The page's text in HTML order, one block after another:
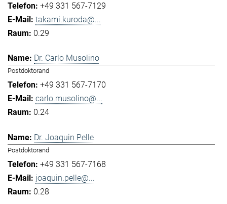
+49 331 567-7129
takami.kuroda@...
0.29
Dr. Carlo Musolino
Postdoktorand
+49 331 567-7170
carlo.musolino@...
0.24
Dr. Joaquin Pelle
Postdoktorand
+49 331 567-7168
joaquin.pelle@...
0.28